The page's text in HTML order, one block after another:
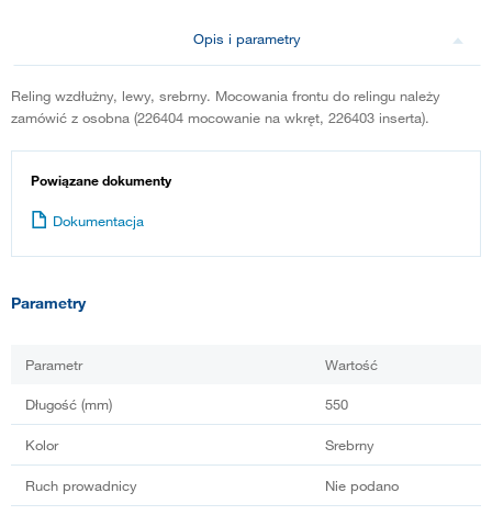
Opis i parametry
Reling wzdłużny, lewy, srebrny. Mocowania frontu do relingu należy
zamówić z osobna (226404 mocowanie na wkręt, 226403 inserta).
Powiązane dokumenty
Dokumentacja
Parametry
Parametr Wartość
Długość (mm) 550
Kolor Srebrny
Ruch prowadnicy Nie podano